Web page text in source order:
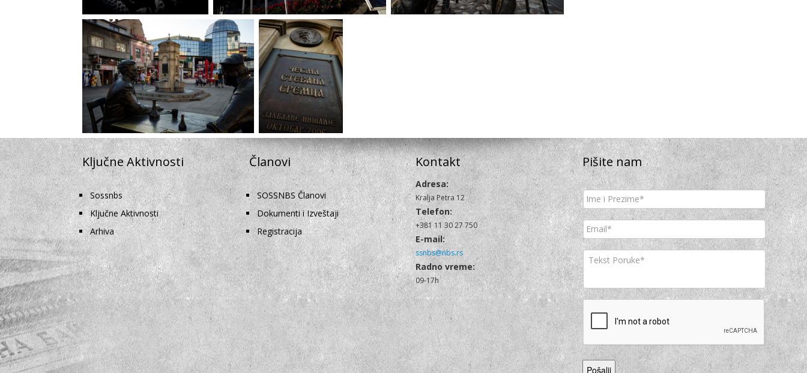
Ključne Aktivnosti
Sossnbs
Ključne Aktivnosti
Arhiva
Članovi
SOSSNBS Članovi
Dokumenti i Izveštaji
Registracija
Kontakt
Adresa:
Kralja Petra 12
Telefon:
+381 11 30 27 750
E-mail:
ssnbs@nbs.rs
Radno vreme:
09-17h
Pišite nam